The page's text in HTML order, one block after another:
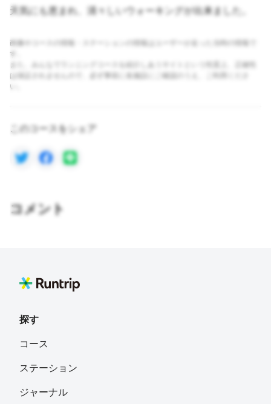
天気にも恵まれ、清々しいウォーキングが出来ました。
画像やコースの情報・ステーションの情報はユーザーが走った当時の情報で
す。
また、みんなでランニングコースを紹介しあうサイトという性質上、正確性
は保証されませんので、必ず事前に各施設にご確認のうえ、ご利用くださ
い。
このコースをシェア
コメント
探す
コース
ステーション
ジャーナル